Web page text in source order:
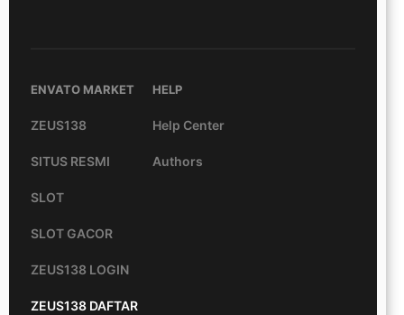
ENVATO MARKET
ZEUS138
SITUS RESMI
SLOT
SLOT GACOR
ZEUS138 LOGIN
ZEUS138 DAFTAR
HELP
Help Center
Authors